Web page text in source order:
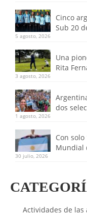
Cinco
Sub 20
5 agosto, 2026
Una
Rita
3 agosto, 2026
dos
1 agosto, 2026
Con
Mundial
30 julio, 2026
Actividades de las